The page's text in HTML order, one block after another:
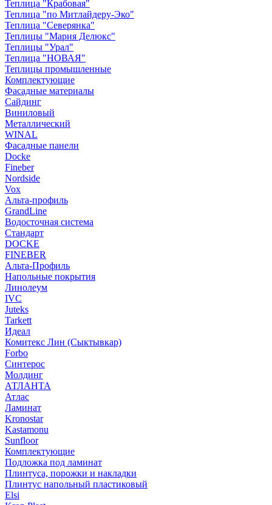
Теплица "Крабовая"
Теплица "по Митлайдеру-Эко"
Теплица "Северянка"
Теплицы "Мария Делюкс"
Теплицы "Урал"
Теплица "НОВАЯ"
Теплицы промышленные
Комплектующие
Фасадные материалы
Сайдинг
Виниловый
Металлический
WINAL
Фасадные панели
Docke
Fineber
Nordside
Vox
Альта-профиль
GrandLine
Водосточная система
Стандарт
DOCKE
FINEBER
Альта-Профиль
Напольные покрытия
Линолеум
IVC
Juteks
Tarkett
Идеал
Комитекс Лин (Сыктывкар)
Forbo
Синтерос
Молдинг
АТЛАНТА
Атлас
Ламинат
Kronostar
Kastamonu
Sunfloor
Комплектующие
Подложка под ламинат
Плинтуса, порожки и накладки
Плинтус напольный пластиковый
Elsi